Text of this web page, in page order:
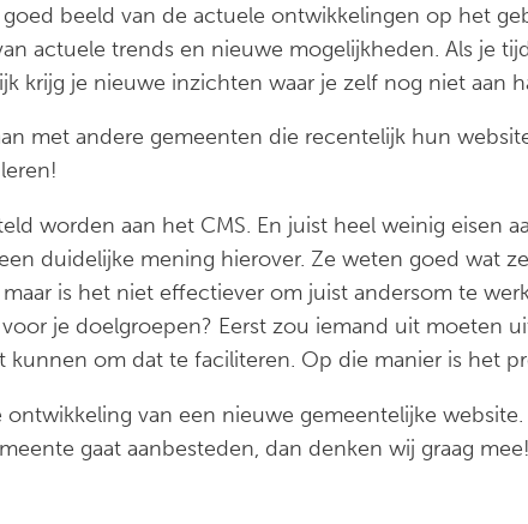
beeld van de actuele ontwikkelingen op het
actuele trends en nieuwe mogelijkheden. Als je
krijg je nieuwe inzichten waar je zelf nog niet aan
met andere gemeenten die recentelijk hun
worden aan het CMS. En juist heel weinig eisen
duidelijke mening hierover. Ze weten goed wat
is het niet effectiever om juist andersom te
je doelgroepen? Eerst zou iemand uit moeten
kunnen om dat te faciliteren. Op die manier is het
van een nieuwe gemeentelijke
gaat aanbesteden, dan denken wij graag mee!